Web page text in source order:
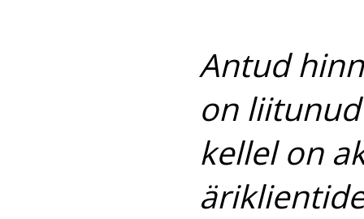
Antud
on
kellel on